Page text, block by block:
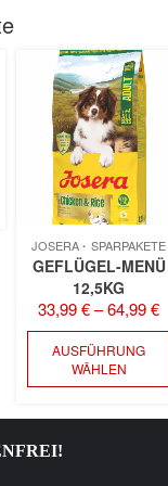
JOSERA SPARPAKETE
GEFLÜGEL-MENÜ
12,5KG
33,99€–64,99€
AUSFÜHRUNG
WÄHLEN